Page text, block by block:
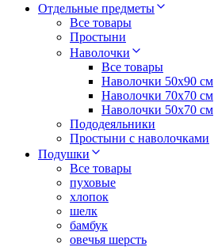
Отдельные предметы
Все товары
Простыни
Наволочки
Все товары
Наволочки 50x90 см
Наволочки 70x70 cм
Наволочки 50х70 см
Пододеяльники
Простыни с наволочками
Подушки
Все товары
пуховые
хлопок
шелк
бамбук
овечья шерсть